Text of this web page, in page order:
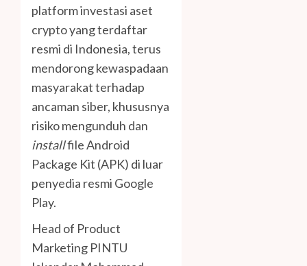
platform investasi aset
crypto yang terdaftar
resmi di Indonesia, terus
mendorong kewaspadaan
masyarakat terhadap
ancaman siber, khususnya
risiko mengunduh dan
installfile Android
Package Kit (APK) di luar
penyedia resmi Google
Play.
Head of Product
Marketing PINTU